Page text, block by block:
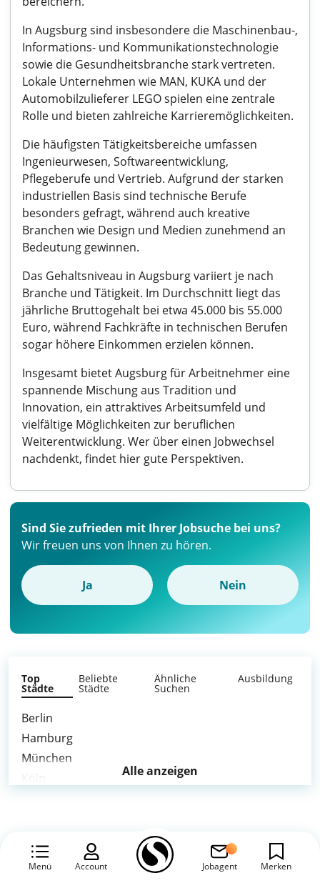
In Augsburg sind insbesondere die Maschinenbau-,
Informations- und Kommunikationstechnologie
sowie die Gesundheitsbranche stark vertreten.
Lokale Unternehmen wie MAN, KUKA und der
Automobilzulieferer LEGO spielen eine zentrale
Rolle und bieten zahlreiche Karrieremöglichkeiten.
Die häufigsten Tätigkeitsbereiche umfassen
Ingenieurwesen, Softwareentwicklung,
Pflegeberufe und Vertrieb. Aufgrund der starken
industriellen Basis sind technische Berufe
besonders gefragt, während auch kreative
Branchen wie Design und Medien zunehmend an
Bedeutung gewinnen.
Das Gehaltsniveau in Augsburg variiert je nach
Branche und Tätigkeit. Im Durchschnitt liegt das
jährliche Bruttogehalt bei etwa 45.000 bis 55.000
Euro, während Fachkräfte in technischen Berufen
sogar höhere Einkommen erzielen können.
Insgesamt bietet Augsburg für Arbeitnehmer eine
spannende Mischung aus Tradition und
Innovation, ein attraktives Arbeitsumfeld und
vielfältige Möglichkeiten zur beruflichen
Weiterentwicklung. Wer über einen Jobwechsel
nachdenkt, findet hier gute Perspektiven.
Menü Account Jobagent Merken
Sind Sie zufrieden mit Ihrer Jobsuche bei uns?
Wir freuen uns von Ihnen zu hören.
Ja Nein
Top
Städte
Beliebte
Städte
Ähnliche
Suchen
Ausbildung
Berlin
Hamburg
München
Leipzig
Alle anzeigen